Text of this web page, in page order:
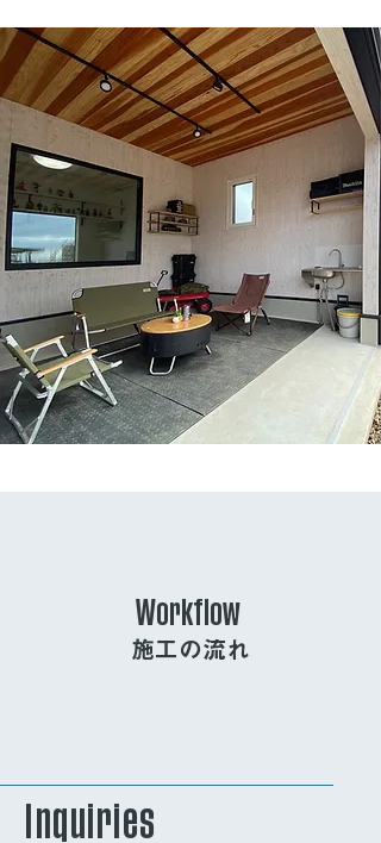
Workflow
施工の流れ
Inquiries